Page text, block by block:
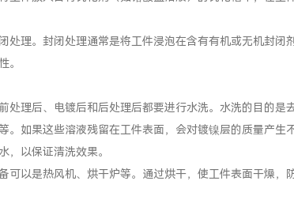
理。封闭处理通常是将工件浸泡在含有有机或无机封闭
。
处理后、电镀后和后处理后都要进行水洗。水洗的目的是
如果这些溶液残留在工件表面，会对镀镍层的质量产生
，以保证清洗效果。
可以是热风机、烘干炉等。通过烘干，使工件表面干燥，